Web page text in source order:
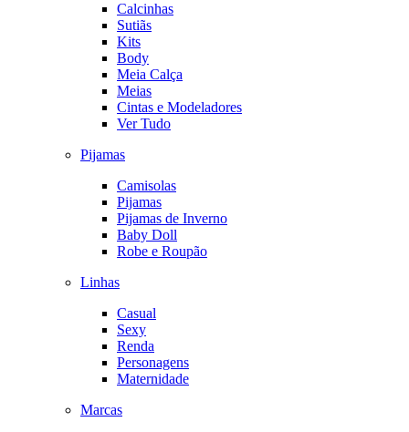
Calcinhas
Sutiãs
Kits
Body
Meia Calça
Meias
Cintas e Modeladores
Ver Tudo
Pijamas
Camisolas
Pijamas
Pijamas de Inverno
Baby Doll
Robe e Roupão
Linhas
Casual
Sexy
Renda
Personagens
Maternidade
Marcas